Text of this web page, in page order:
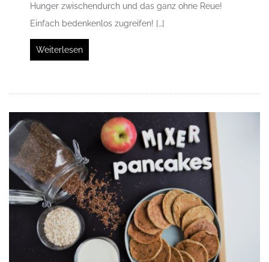
Hunger zwischendurch und das ganz ohne Reue!
Einfach bedenkenlos zugreifen! […]
Weiterlesen